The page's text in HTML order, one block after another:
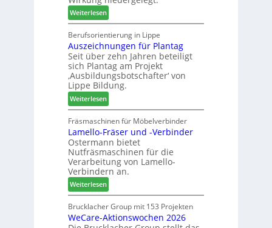
S
o
r
t
i
m
e
n
t
ä
d
t
z
u
m
T
r
e
f
f
e
i
n
Weiterlesen:
M
a
r
t
i
n
:
N
e
u
e
r
G
e
s
c
h
ä
f
Berufsorientierung in Lippe
Auszeichnungen für Plantag
Seit über zehn Jahren beteiligt
sich Plantag am Projekt
‚Ausbildungsbotschafter‘ von
Lippe Bildung.
Weiterlesen:
A
u
s
z
e
i
c
h
n
u
n
Fräsmaschinen für Möbelverbinder
Lamello-Fräser und -Verbinder
Ostermann bietet
Nutfräsmaschinen für die
Verarbeitung von Lamello-
Verbindern an.
Weiterlesen:
L
a
m
Brucklacher Group mit 153 Projekten
WeCare-Aktionswochen 2026